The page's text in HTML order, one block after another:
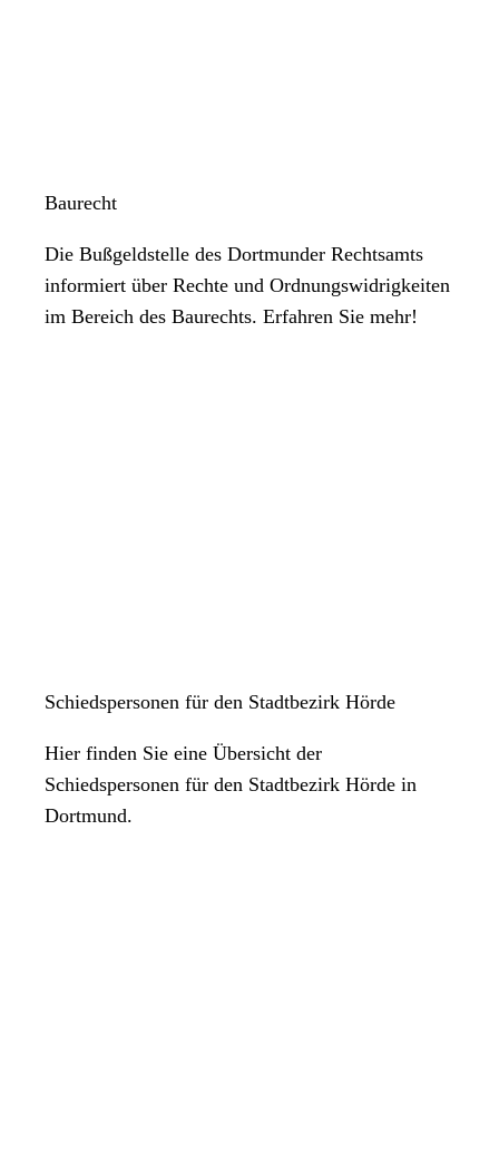
Baurecht
Die Bußgeldstelle des Dortmunder Rechtsamts
informiert über Rechte und Ordnungswidrigkeiten
im Bereich des Baurechts. Erfahren Sie mehr!
Schiedspersonen für den Stadtbezirk Hörde
Hier finden Sie eine Übersicht der
Schiedspersonen für den Stadtbezirk Hörde in
Dortmund.